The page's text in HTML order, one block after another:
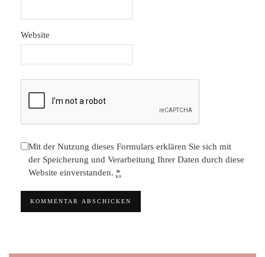
Website
Mit der Nutzung dieses Formulars erklären Sie sich mit
der Speicherung und Verarbeitung Ihrer Daten durch diese
Website einverstanden. *